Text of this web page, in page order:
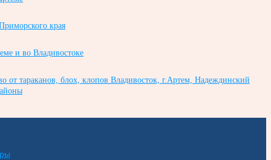
края
и во Владивостоке
от тараканов, блох, клопов Владивосток, г.Артем, Надеждинский